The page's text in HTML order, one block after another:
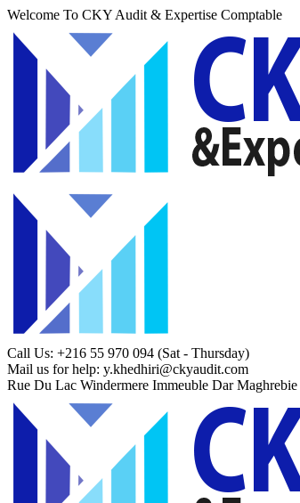
Welcome To CKY Audit & Expertise Comptable
Call Us: +216 55 970 094 (Sat - Thursday)
Mail us for help: y.khedhiri@ckyaudit.com
Rue Du Lac Windermere Immeuble Dar Maghrebie